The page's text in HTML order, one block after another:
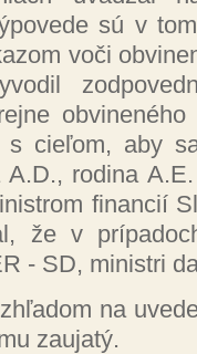
sú v
voči
s cieľom, aby
A.D., rodina
financií
žev
- SD, ministri
na
zaujatý.